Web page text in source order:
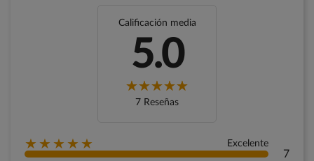
Calificación media
5.0
7 Reseñas
★★★★★ Excelente
7